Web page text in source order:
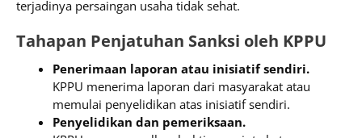
terjadinya persaingan usaha tidak sehat.
Tahapan Penjatuhan Sanksi oleh KPPU
Penerimaan laporan atau inisiatif sendiri.
KPPU menerima laporan dari masyarakat atau
memulai penyelidikan atas inisiatif sendiri.
Penyelidikan dan pemeriksaan.